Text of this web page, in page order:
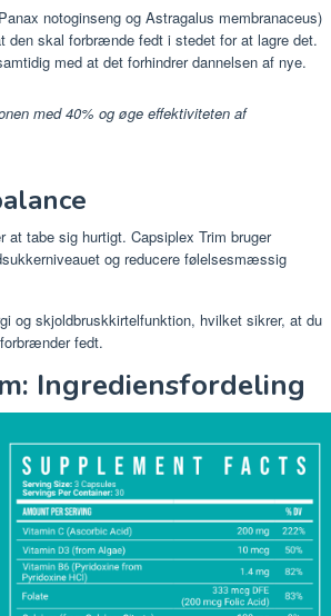
notoginseng og Astragalus membranaceus)
den skal forbrænde fedt i stedet for at lagre det.
med at det forhindrer dannelsen af ​​nye.
med 40% og øge effektiviteten af
at tabe sig hurtigt. Capsiplex Trim bruger
og reducere følelsesmæssig
og skjoldbruskkirtelfunktion, hvilket sikrer, at du
fedt.
Ingrediensfordeling